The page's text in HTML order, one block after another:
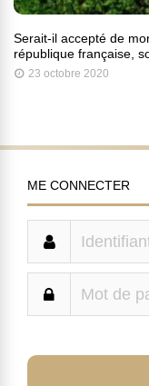
Serait-il accepté de
république française,
23 octobre 2020
ME CONNECTER